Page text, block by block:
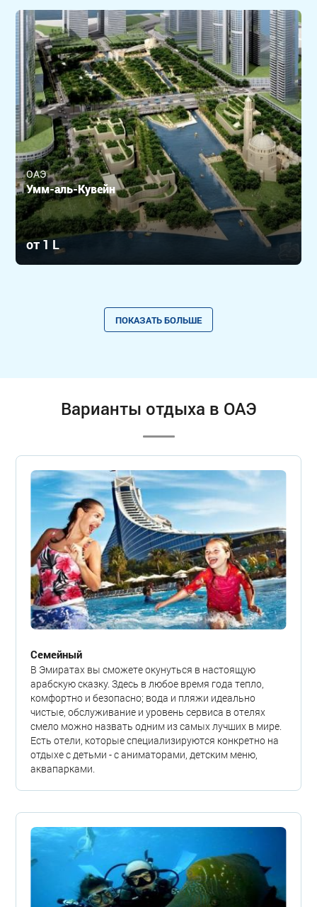
ОАЭ
Умм-аль-Кувейн
от 1 L
ПОКАЗАТЬ БОЛЬШЕ
Варианты отдыха в ОАЭ
Семейный
В Эмиратах вы сможете окунуться в настоящую
арабскую сказку. Здесь в любое время года тепло,
комфортно и безопасно; вода и пляжи идеально
чистые, обслуживание и уровень сервиса в отелях
смело можно назвать одним из самых лучших в мире.
Есть отели, которые специализируются конкретно на
отдыхе с детьми - с аниматорами, детским меню,
аквапарками.